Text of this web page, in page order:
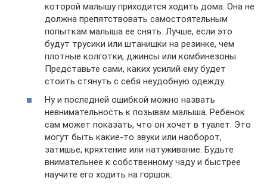
которой малышу приходится ходить дома. Она не
должна препятствовать самостоятельным
попыткам малыша ее снять. Лучше, если это
будут трусики или штанишки на резинке, чем
плотные колготки, джинсы или комбинезоны.
Представьте сами, каких усилий ему будет
стоить стянуть с себя неудобную одежду.
Ну и последней ошибкой можно назвать
невнимательность к позывам малыша. Ребенок
сам может показать, что он хочет в туалет. Это
могут быть какие-то звуки или наоборот,
затишье, кряхтение или натуживание. Будьте
внимательнее к собственному чаду и быстрее
научите его ходить на горшок.